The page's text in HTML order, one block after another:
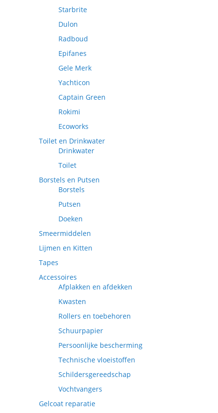
Starbrite
Dulon
Radboud
Epifanes
Gele Merk
Yachticon
Captain Green
Rokimi
Ecoworks
Toilet en Drinkwater
Drinkwater
Toilet
Borstels en Putsen
Borstels
Putsen
Doeken
Smeermiddelen
Lijmen en Kitten
Tapes
Accessoires
Afplakken en afdekken
Kwasten
Rollers en toebehoren
Schuurpapier
Persoonlijke bescherming
Technische vloeistoffen
Schildersgereedschap
Vochtvangers
Gelcoat reparatie